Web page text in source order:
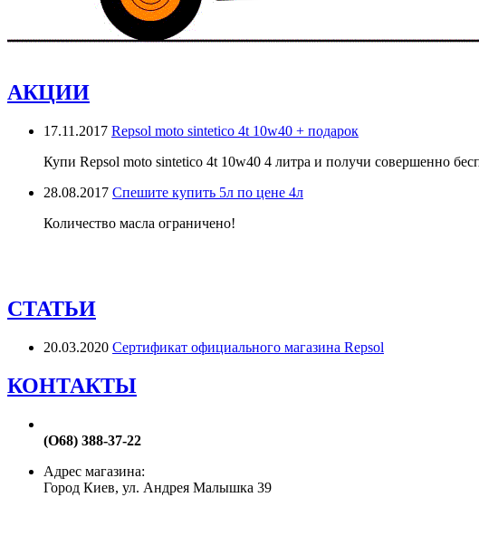
АКЦИИ
17.11.2017 Repsol moto sintetico 4t 10w40 + подарок
Купи Repsol moto sintetico 4t 10w40 4 литра и получи совершенно
28.08.2017 Спешите купить 5л по цене 4л
Количество масла ограничено!
СТАТЬИ
20.03.2020 Сертификат официального магазина Repsol
КОНТАКТЫ
(О68) 388-37-22
Адрес магазина:
Город Киев, ул. Андрея Малышка 39